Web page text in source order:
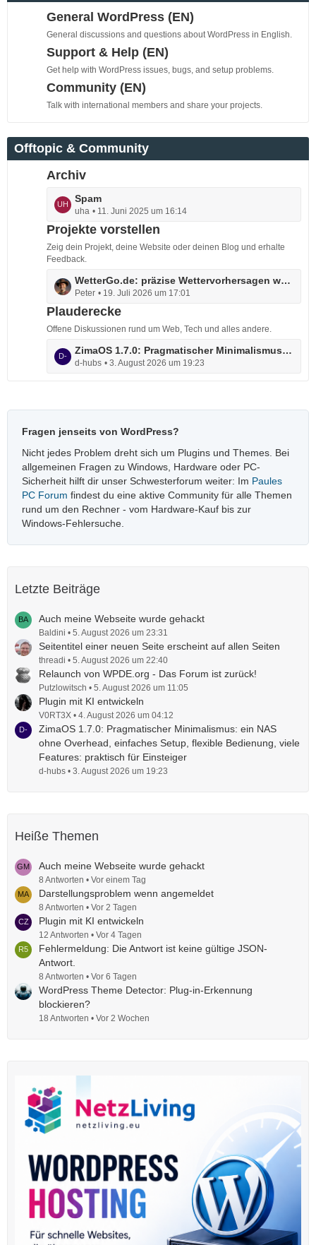
g
e
e
B
e
r
ä
g
General WordPress (EN)
General discussions and questions about WordPress in English.
Support & Help (EN)
Get help with WordPress issues, bugs, and setup problems.
Community (EN)
Talk with international members and share your projects.
Offtopic & Community
Archiv
L
e
t
t
B
e
i
t
ä
g
Spam
uha 11. Juni 2025 um 16:14
Projekte vorstellen
Zeig dein Projekt, deine Website oder deinen Blog und erhalte
Feedback.
L
e
t
e
B
t
ä
g
e
WetterGo.de: präzise Wettervorhersagen weltweit, schnell & verständlich
Peter 19. Juli 2026 um 17:01
Plauderecke
Offene Diskussionen rund um Web, Tech und alles andere.
L
e
B
e
i
t
r
ä
g
ZimaOS 1.7.0: Pragmatischer Minimalismus: ein NAS ohne Overhead, einfaches Setup, flexible Bedienung, viele Features: praktisch für Einsteiger
d-hubs 3. August 2026 um 19:23
Fragen jenseits von WordPress?
Nicht jedes Problem dreht sich um Plugins und Themes. Bei
allgemeinen Fragen zu Windows, Hardware oder PC-
Sicherheit hilft dir unser Schwesterforum weiter: Im Paules
PC Forum findest du eine aktive Community für alle Themen
rund um den Rechner - vom Hardware-Kauf bis zur
Windows-Fehlersuche.
Letzte Beiträge
Auch meine Webseite wurde gehackt
Baldini 5. August 2026 um 23:31
Seitentitel einer neuen Seite erscheint auf allen Seiten
threadi 5. August 2026 um 22:40
Relaunch von WPDE.org - Das Forum ist zurück!
Putzlowitsch 5. August 2026 um 11:05
Plugin mit KI entwickeln
V0RT3X 4. August 2026 um 04:12
ZimaOS 1.7.0: Pragmatischer Minimalismus: ein NAS
ohne Overhead, einfaches Setup, flexible Bedienung, viele
Features: praktisch für Einsteiger
d-hubs 3. August 2026 um 19:23
Heiße Themen
Auch meine Webseite wurde gehackt
8 Antworten Vor einem Tag
Darstellungsproblem wenn angemeldet
8 Antworten Vor 2 Tagen
Plugin mit KI entwickeln
12 Antworten Vor 4 Tagen
Fehlermeldung: Die Antwort ist keine gültige JSON-
Antwort.
8 Antworten Vor 6 Tagen
WordPress Theme Detector: Plug-in-Erkennung
blockieren?
18 Antworten Vor 2 Wochen